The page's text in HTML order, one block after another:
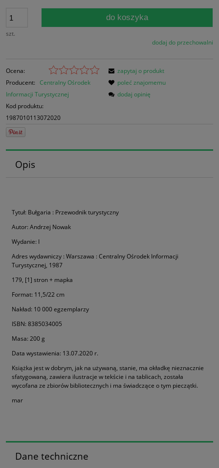
szt.
do koszyka
dodaj do przechowalni
Ocena:
Producent: Centralny Ośrodek
Informacji Turystycznej
Kod produktu:
1987010113072020
zapytaj o produkt
poleć znajomemu
dodaj opinię
Opis
Tytuł: Bułgaria : Przewodnik turystyczny
Autor: Andrzej Nowak
Wydanie: I
Adres wydawniczy : Warszawa : Centralny Ośrodek Informacji
Turystycznej, 1987
179, [1] stron + mapka
Format: 11,5/22 cm
Nakład: 10 000 egzemplarzy
ISBN: 8385034005
Masa: 200 g
Data wystawienia: 13.07.2020 r.
Książka jest w dobrym, jak na używaną, stanie, ma okładkę nieznacznie
sfatygowaną, zawiera ilustracje w tekście i na tablicach, została
wycofana ze zbiorów bibliotecznych i ma świadczące o tym pieczątki.
mar
Dane techniczne